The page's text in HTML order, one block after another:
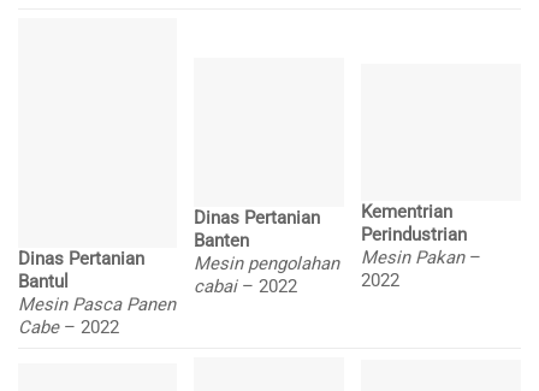
Dinas Pertanian
Bantul
Mesin Pasca Panen
Cabe – 2022
Dinas Pertanian
Banten
Mesin pengolahan
cabai – 2022
Kementrian
Perindustrian
Mesin Pakan –
2022